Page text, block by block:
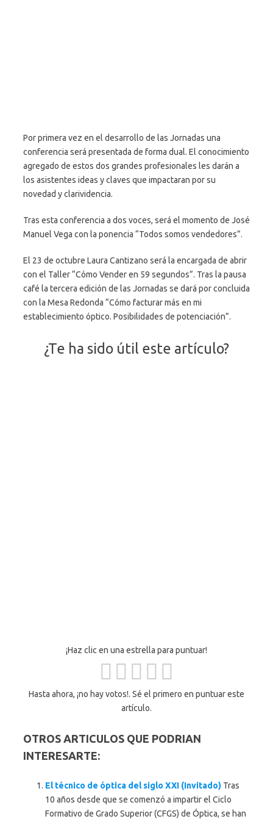
Por primera vez en el desarrollo de las Jornadas una
conferencia será presentada de forma dual. El conocimiento
agregado de estos dos grandes profesionales les darán a
los asistentes ideas y claves que impactaran por su
novedad y clarividencia.
Tras esta conferencia a dos voces, será el momento de José
Manuel Vega con la ponencia “Todos somos vendedores”.
El 23 de octubre Laura Cantizano será la encargada de abrir
con el Taller “Cómo Vender en 59 segundos”. Tras la pausa
café la tercera edición de las Jornadas se dará por concluida
con la Mesa Redonda “Cómo facturar más en mi
establecimiento óptico. Posibilidades de potenciación”.
¿Te ha sido útil este artículo?
¡Haz clic en una estrella para puntuar!
Hasta ahora, ¡no hay votos!. Sé el primero en puntuar este
artículo.
OTROS ARTICULOS QUE PODRIAN
INTERESARTE:
El técnico de óptica del siglo XXI (Invitado) Tras
10 años desde que se comenzó a impartir el Ciclo
Formativo de Grado Superior (CFGS) de Óptica, se han